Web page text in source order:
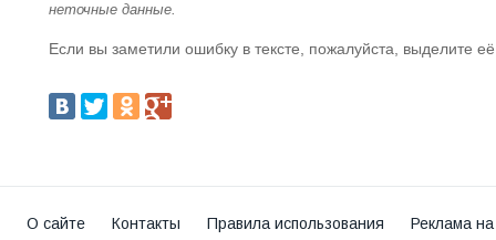
неточные данные.
Если вы заметили ошибку в тексте, пожалуйста, выделите
О сайте Контакты Правила использования Реклама